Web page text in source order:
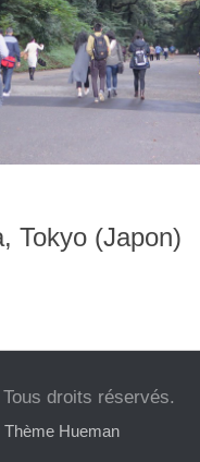
Tokyo (Japon)
droits réservés.
Thème Hueman